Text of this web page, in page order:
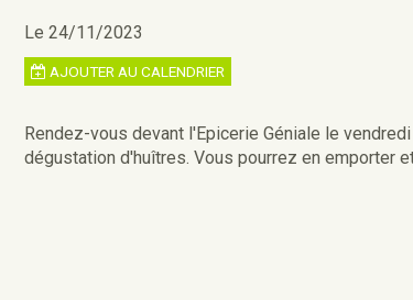
Le 24/11/2023
AJOUTER AU CALENDRIER
Rendez-vous devant l'Epicerie Géniale le
dégustation d'huîtres. Vous pourrez en emporter